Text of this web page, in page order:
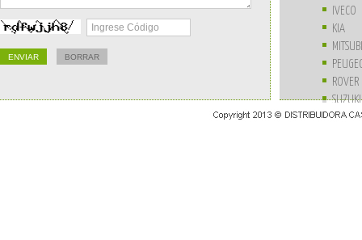
IVECO
KIA
ROVER
SUZUKI